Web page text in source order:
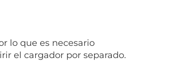
lo que es necesario
el cargador por separado.